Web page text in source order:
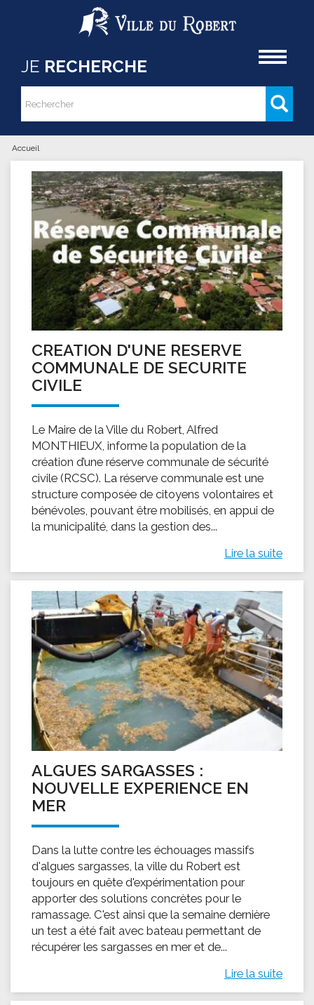
Aller au contenu principal
JE RECHERCHE
Formulaire de recherche
Rechercher
Vous êtes ici
Accueil
CREATION D'UNE RESERVE
COMMUNALE DE SECURITE
CIVILE
Le Maire de la Ville du Robert, Alfred
MONTHIEUX, informe la population de la
création d’une réserve communale de sécurité
civile (RCSC). La réserve communale est une
structure composée de citoyens volontaires et
bénévoles, pouvant être mobilisés, en appui de
la municipalité, dans la gestion des...
Lire la suite
ALGUES SARGASSES :
NOUVELLE EXPERIENCE EN
MER
Dans la lutte contre les échouages massifs
d'algues sargasses, la ville du Robert est
toujours en quête d'expérimentation pour
apporter des solutions concrètes pour le
ramassage. C'est ainsi que la semaine dernière
un test a été fait avec bateau permettant de
récupérer les sargasses en mer et de...
Lire la suite